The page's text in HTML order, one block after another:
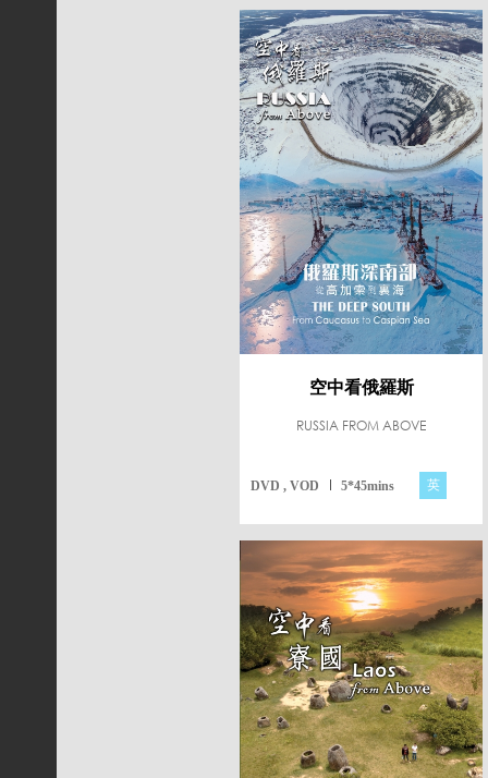
空中看俄羅斯
RUSSIA FROM ABOVE
DVD , VOD 5*45mins 英